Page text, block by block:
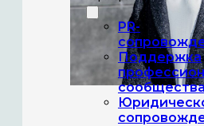
PR-
Поддержка